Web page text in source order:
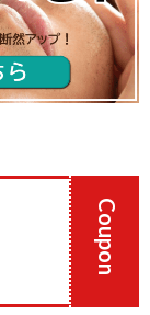
Coupon